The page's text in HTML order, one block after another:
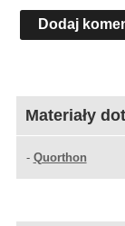
Dodaj
Materiały
- Quorthon